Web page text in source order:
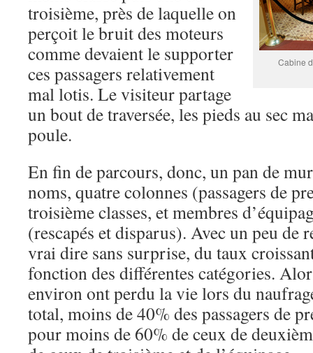
Cabine
troisième, près de laquelle on
perçoit le bruit des moteurs
comme devaient le supporter
ces passagers relativement
mal lotis. Le visiteur partage
un bout de traversée, les pieds au sec
poule.
En fin de parcours, donc, un pan de
noms, quatre colonnes (passagers de
troisième classes, et membres
(rescapés et disparus). Avec un peu de
vrai dire sans surprise, du taux
fonction des différentes catégories.
environ ont perdu la vie lors du
total, moins de 40% des passagers de
pour moins de 60% de ceux de